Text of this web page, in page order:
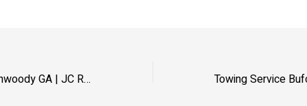
Towing Service Dunwoody GA | JC Rapid Towing – I-285 Fast